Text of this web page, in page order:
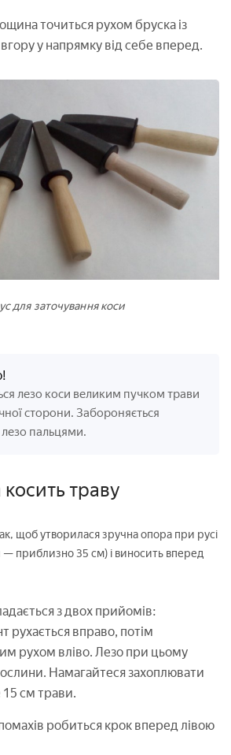
точиться рухом бруска із
у напрямку від себе вперед.
для заточування коси
лезо коси великим пучком трави
сторони. Забороняється
пальцями.
траву
щоб утворилася зручна опора при русі
— приблизно 35 см) і виносить вперед
з двох прийомів:
рухається вправо, потім
рухом вліво. Лезо при цьому
Намагайтеся захоплювати
15 см трави.
робиться крок вперед лівою